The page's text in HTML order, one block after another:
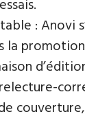
: Anovi
la